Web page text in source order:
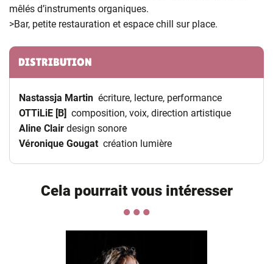
mêlés d’instruments organiques.
>Bar, petite restauration et espace chill sur place.
Informations complémentaires
DISTRIBUTION
Nastassja Martin écriture, lecture, performance
OTTiLiE [B] composition, voix, direction artistique
Aline Clair design sonore
Véronique Gougat création lumière
Cela pourrait vous intéresser